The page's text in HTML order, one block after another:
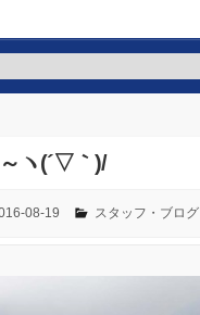
ヽ(´▽｀)/
08-19 スタッフ・ブログ